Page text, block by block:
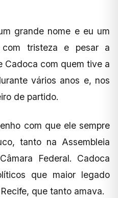
grande nome e eu um
com tristeza e pesar a
Cadoca com quem tive a
vários anos e, nos
de partido.
com que ele sempre
tanto na Assembleia
Federal. Cadoca
que maior legado
que tanto amava.